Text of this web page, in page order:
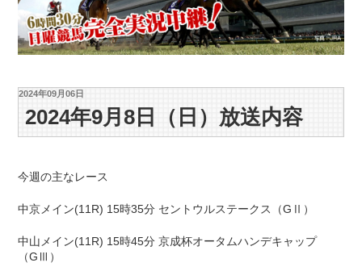
2024年09月06日
2024年9月8日（日）放送内容
今週の主なレース
中京メイン(11R) 15時35分 セントウルステークス（GⅡ）
中山メイン(11R) 15時45分 京成杯オータムハンデキャップ
（GⅢ）